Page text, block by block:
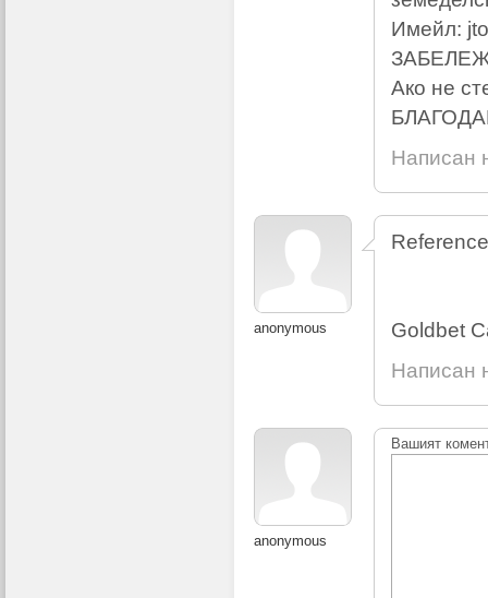
Имейл:
Ако не
Написан
anonymous
Goldbet
Написан
anonymous
Вашият